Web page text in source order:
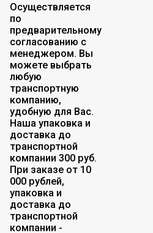
Осуществляется
по
предварительному
согласованию с
менеджером. Вы
можете выбрать
любую
транспортную
компанию,
удобную для Вас.
Наша упаковка и
доставка до
транспортной
компании 300 руб.
При заказе от 10
000 рублей,
упаковка и
доставка до
транспортной
компании -